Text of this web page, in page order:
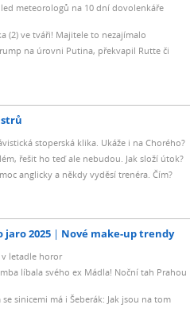
meteorologů na 10 dní dovolenkáře
(2) ve tváři! Majitele to nezajímalo
na úrovni Putina, překvapil Rutte či
stoperská klika. Ukáže i na Chorého?
řešit ho teď ale nebudou. Jak složí útok?
anglicky a někdy vyděsí trenéra. Čím?
2025 Nové make-up trendy
v letadle horor
líbala svého ex Mádla! Noční tah Prahou
sinicemi má i Šeberák: Jak jsou na tom